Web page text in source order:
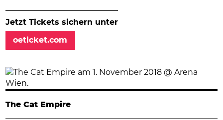
Jetzt Tickets sichern unter
oeticket.com
The Cat Empire